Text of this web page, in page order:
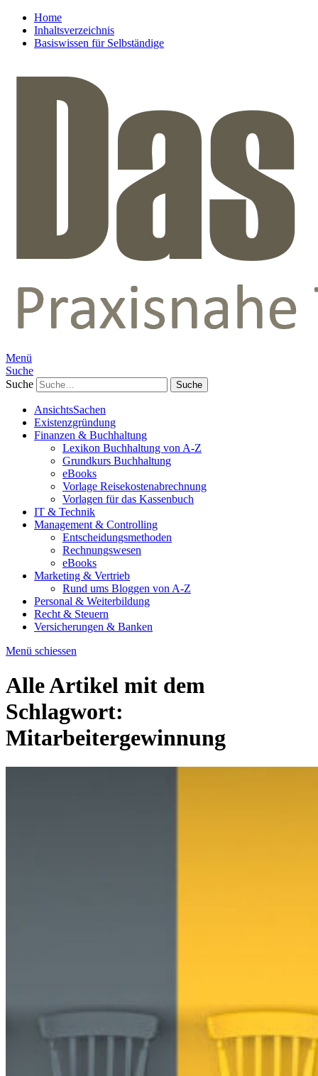
Home
Inhaltsverzeichnis
Basiswissen für Selbständige
Menü
Suche
Suche
AnsichtsSachen
Existenzgründung
Finanzen & Buchhaltung
Lexikon Buchhaltung von A-Z
Grundkurs Buchhaltung
eBooks
Vorlage Reisekostenabrechnung
Vorlagen für das Kassenbuch
IT & Technik
Management & Controlling
Entscheidungsmethoden
Rechnungswesen
eBooks
Marketing & Vertrieb
Rund ums Bloggen von A-Z
Personal & Weiterbildung
Recht & Steuern
Versicherungen & Banken
Menü schiessen
Alle Artikel mit dem
Schlagwort:
Mitarbeitergewinnung